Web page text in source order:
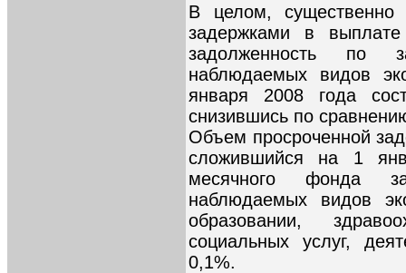
В целом, существенно
задержками в
задолженность по
наблюдаемых видов
января 2008 года
снизившись по
Объем просроченной
сложившийся на 1
месячного фонда
наблюдаемых видов
образовании,
социальных услуг,
0,1%.